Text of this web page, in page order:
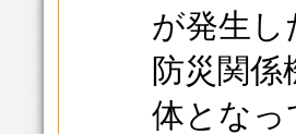
が発生し
防災関
体となっ